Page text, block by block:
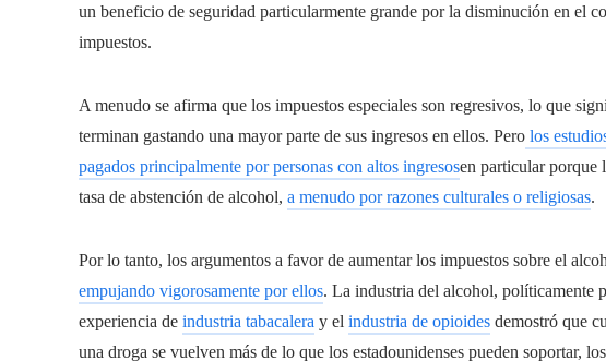
un beneficio de seguridad particularmente grande por la disminución en el
impuestos.
A menudo se afirma que los impuestos especiales son regresivos, lo que
terminan gastando una mayor parte de sus ingresos en ellos. Pero los
pagados principalmente por personas con altos ingresosen particular porque
tasa de abstención de alcohol, a menudo por razones culturales o religiosas.
Por lo tanto, los argumentos a favor de aumentar los impuestos sobre el
empujando vigorosamente por ellos. La industria del alcohol, políticamente
experiencia de industria tabacalera y el industria de opioides demostró que
una droga se vuelven más de lo que los estadounidenses pueden soportar,